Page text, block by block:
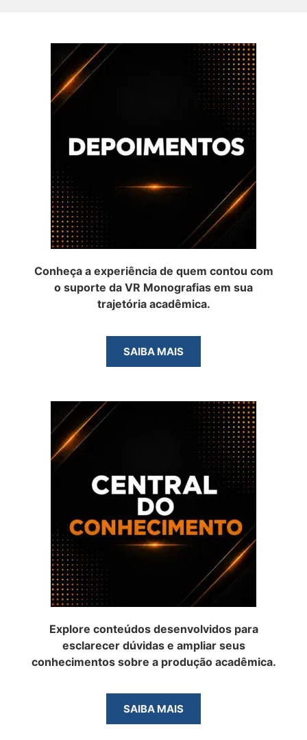
Conheça a experiência de quem contou com
o suporte da VR Monografias em sua
trajetória acadêmica.
SAIBA MAIS
Explore conteúdos desenvolvidos para
esclarecer dúvidas e ampliar seus
conhecimentos sobre a produção acadêmica.
SAIBA MAIS